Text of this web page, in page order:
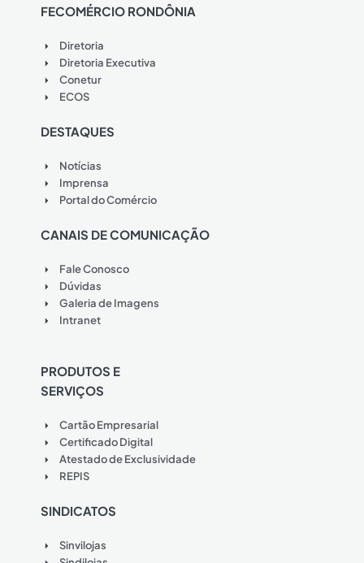
FECOMÉRCIO RONDÔNIA
Diretoria
Diretoria Executiva
Conetur
ECOS
DESTAQUES
Notícias
Imprensa
Portal do Comércio
CANAIS DE COMUNICAÇÃO
Fale Conosco
Dúvidas
Galeria de Imagens
Intranet
PRODUTOS E
SERVIÇOS
Cartão Empresarial
Certificado Digital
Atestado de Exclusividade
REPIS
SINDICATOS
Sinvilojas